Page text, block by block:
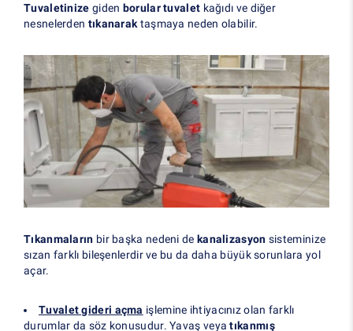
Tuvaletinize giden borular tuvalet kağıdı ve diğer
nesnelerden tıkanarak taşmaya neden olabilir.
Tıkanmaların bir başka nedeni de kanalizasyon sisteminize
sızan farklı bileşenlerdir ve bu da daha büyük sorunlara yol
açar.
Tuvalet gideri açma işlemine ihtiyacınız olan farklı
durumlar da söz konusudur. Yavaş veyatıkanmış